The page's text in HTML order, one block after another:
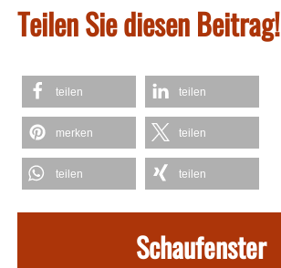
Teilen Sie diesen Beitrag!
teilen teilen
merken teilen
teilen teilen
Schaufenster